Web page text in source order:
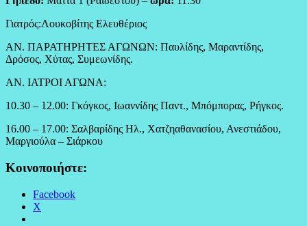
Γιατρός:Λουκοβίτης Ελευθέριος
ΑΝ. ΠΑΡΑΤΗΡΗΤΕΣ ΑΓΩΝΩΝ: Παυλίδης, Μαραντίδης,
Δρόσος, Χύτας, Συμεωνίδης.
ΑΝ. ΙΑΤΡΟΙ ΑΓΩΝΑ:
10.30 – 12.00: Γκόγκος, Ιωαννίδης Παντ., Μπόμπορας, Ρήγκος.
16.00 – 17.00: Σαλβαρίδης Ηλ., Χατζηαθανασίου, Ανεστιάδου,
Μαργιούλα – Σιάρκου
Κοινοποιήστε:
Facebook
X